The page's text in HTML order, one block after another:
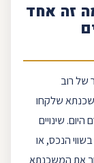
זה אחד
של רוב
שלקחו
שינויים
הנכס, או
את המשכנתא